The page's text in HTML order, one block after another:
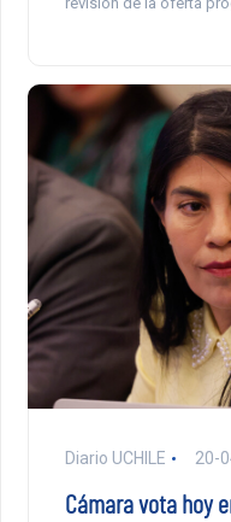
Diario UCHILE 20-
Cámara vota hoy